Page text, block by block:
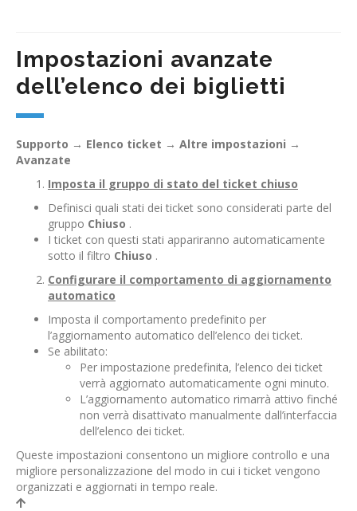
Impostazioni avanzate
dell’elenco dei biglietti
Supporto → Elenco ticket → Altre impostazioni →
Avanzate
Imposta il gruppo di stato del ticket chiuso
Definisci quali stati dei ticket sono considerati parte del
gruppo Chiuso .
I ticket con questi stati appariranno automaticamente
sotto il filtro Chiuso .
Configurare il comportamento di aggiornamento
automatico
Imposta il comportamento predefinito per
l’aggiornamento automatico dell’elenco dei ticket.
Se abilitato:
Per impostazione predefinita, l’elenco dei ticket
verrà aggiornato automaticamente ogni minuto.
L’aggiornamento automatico rimarrà attivo finché
non verrà disattivato manualmente dall’interfaccia
dell’elenco dei ticket.
Queste impostazioni consentono un migliore controllo e una
migliore personalizzazione del modo in cui i ticket vengono
organizzati e aggiornati in tempo reale.